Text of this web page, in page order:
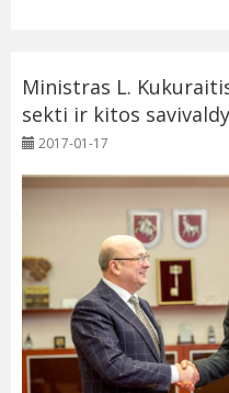
Ministras L.
sekti ir kitos
2017-01-17